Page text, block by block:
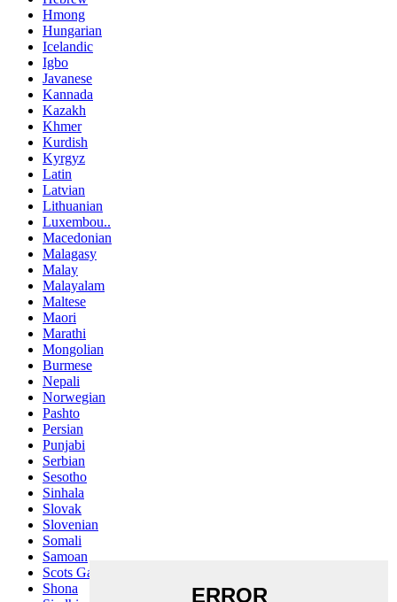
Hmong
Hungarian
Icelandic
Igbo
Javanese
Kannada
Kazakh
Khmer
Kurdish
Kyrgyz
Latin
Latvian
Lithuanian
Luxembou..
Macedonian
Malagasy
Malay
Malayalam
Maltese
Maori
Marathi
Mongolian
Burmese
Nepali
Norwegian
Pashto
Persian
Punjabi
Serbian
Sesotho
Sinhala
Slovak
Slovenian
Somali
Samoan
Scots Gaelic
Shona